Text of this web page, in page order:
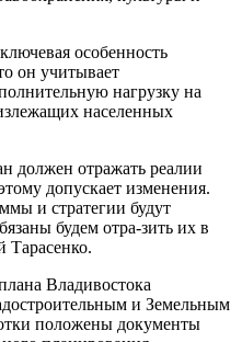
особенность
он учитывает
нагрузку на
населенных
должен отражать реалии
допускает изменения.
и стратегии будут
будем отра-зить их в
Тарасенко.
Владивостока
и Земельным
положены документы